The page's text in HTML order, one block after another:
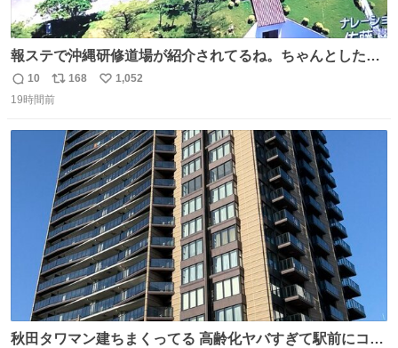
報ステで沖縄研修道場が紹介されてるね。ちゃんとした名
前出してないけど。#報道ステーション
返
信
10
リ
ポ
ト
数
168
い
数
1,052
19時間前
秋田タワマン建ちまくってる 高齢化ヤバすぎて駅前にコン